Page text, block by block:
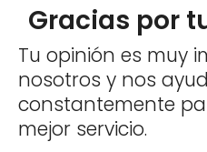
Gracias por
Tu opinión es muy
nosotros y nos
constantemente
mejor servicio.